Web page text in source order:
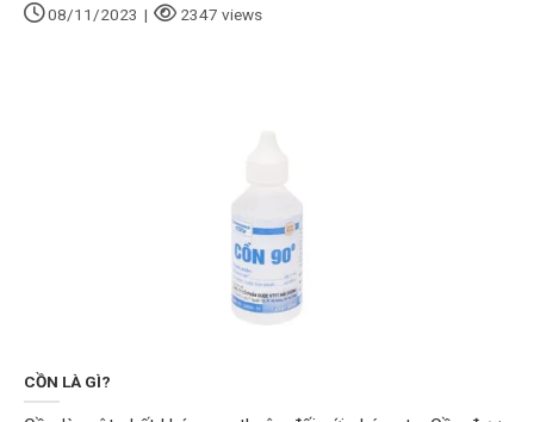
08/11/2023 | 2347 views
CỒN LÀ GÌ?